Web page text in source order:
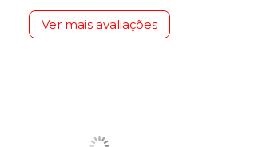
Ver mais avaliações